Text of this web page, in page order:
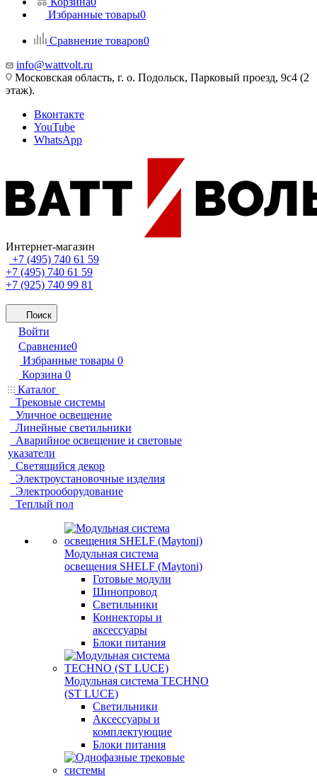
Избранные товары0
Сравнение товаров0
info@wattvolt.ru
Московская область, г. о. Подольск, Парковый проезд, 9с4 (2
этаж).
Вконтакте
YouTube
WhatsApp
Интернет-магазин
+7 (495) 740 61 59
+7 (495) 740 61 59
+7 (925) 740 99 81
Поиск
Войти
Сравнение0
Избранные товары 0
Корзина 0
Каталог
Трековые системы
Уличное освещение
Линейные светильники
Аварийное освещение и световые
указатели
Светящийся декор
Электроустановочные изделия
Электрооборудование
Теплый пол
Модульная система
освещения SHELF (Maytoni)
Готовые модули
Шинопровод
Светильники
Коннекторы и
аксессуары
Блоки питания
Модульная система TECHNO
(ST LUCE)
Светильники
Аксессуары и
комплектующие
Блоки питания